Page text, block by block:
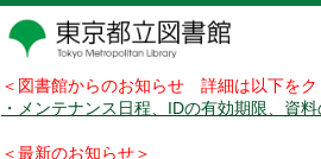
＜図書館からのお知らせ 詳細は以下をク
・メンテナンス日程、IDの有効期限、資
＜最新のお知らせ＞